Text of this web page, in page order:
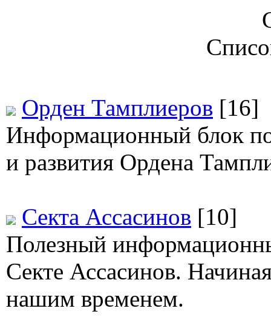
Орден Тамплиеров [16]
Информационный блок
и развития Ордена
Секта Ассасинов [10]
Полезный
Секте Ассасинов.
нашим временем.